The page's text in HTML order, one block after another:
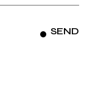
SEND